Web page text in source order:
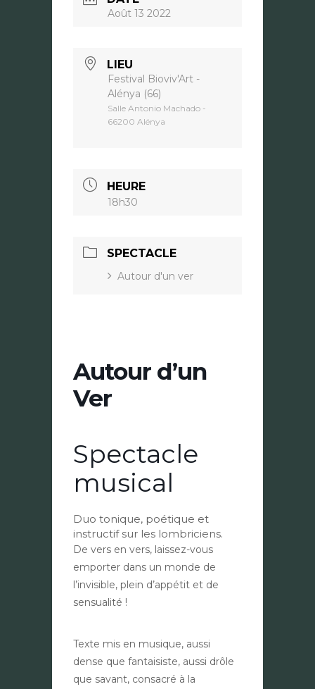
Août 13 2022
LIEU
Festival Bioviv'Art -
Alénya (66)
Salle Antonio Machado -
66200 Alénya
HEURE
18h30
SPECTACLE
Autour d'un ver
Autour d’un
Ver
Spectacle
musical
Duo tonique, poétique et
instructif sur les lombriciens.
De vers en vers, laissez-vous
emporter dans un monde de
l’invisible, plein d’appétit et de
sensualité !
Texte mis en musique, aussi
dense que fantaisiste, aussi drôle
que savant, consacré à la